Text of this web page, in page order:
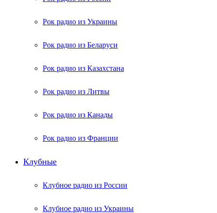
Рок радио из Украины
Рок радио из Беларуси
Рок радио из Казахстана
Рок радио из Литвы
Рок радио из Канады
Рок радио из Франции
Клубные
Клубное радио из России
Клубное радио из Украины